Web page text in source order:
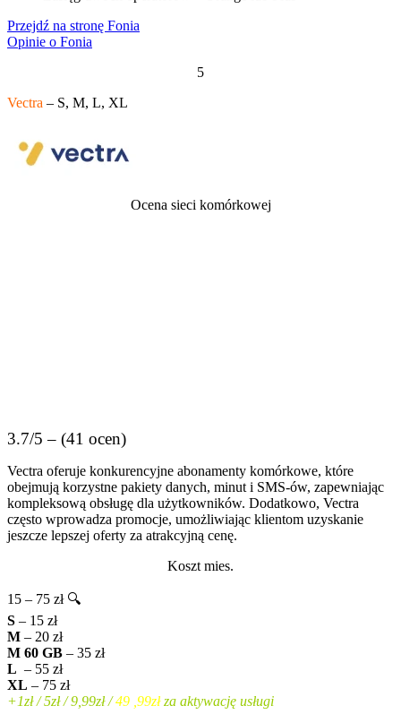
Przejdź na stronę Fonia
Opinie o Fonia
5
Vectra – S, M, L, XL
Ocena sieci komórkowej
3.7/5 – (41 ocen)
Vectra oferuje konkurencyjne abonamenty komórkowe, które
obejmują korzystne pakiety danych, minut i SMS-ów, zapewniając
kompleksową obsługę dla użytkowników. Dodatkowo, Vectra
często wprowadza promocje, umożliwiając klientom uzyskanie
jeszcze lepszej oferty za atrakcyjną cenę.
Koszt mies.
15 – 75 zł 🔍
S – 15 zł
M – 20 zł
M 60 GB – 35 zł
L – 55 zł
XL – 75 zł
+1zł / 5zł / 9,99zł /49 ,99złza aktywację usługi